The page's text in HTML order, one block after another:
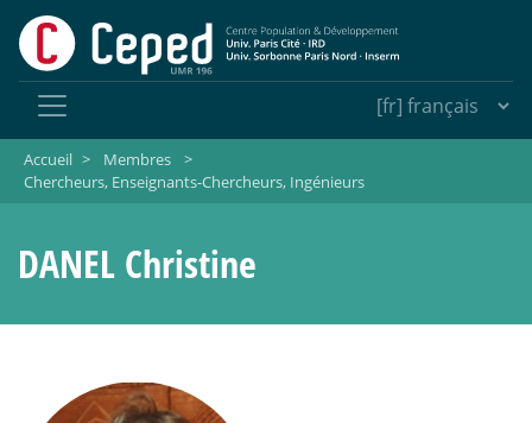
Accueil > Membres
>
Chercheurs, Enseignants-Chercheurs, Ingénieurs
DANEL Christine